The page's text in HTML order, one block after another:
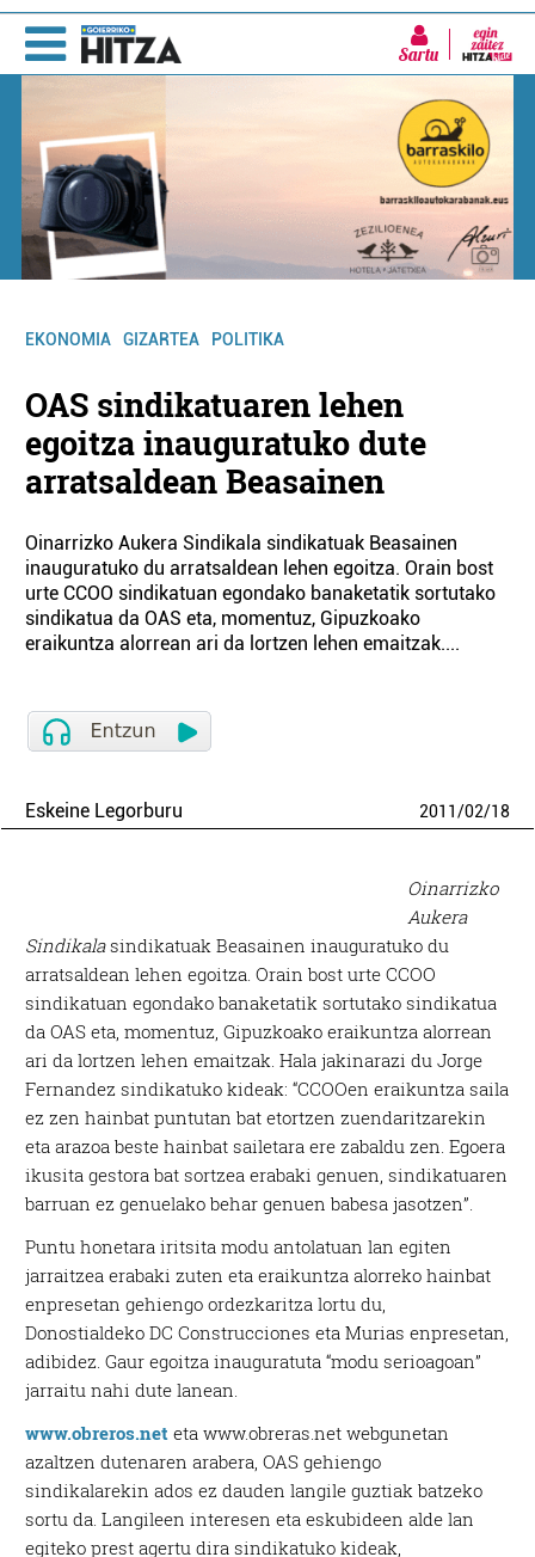
Sartu
EKONOMIA GIZARTEA POLITIKA
OAS sindikatuaren lehen
egoitza inauguratuko dute
arratsaldean Beasainen
Oinarrizko Aukera Sindikala sindikatuak Beasainen
inauguratuko du arratsaldean lehen egoitza. Orain bost
urte CCOO sindikatuan egondako banaketatik sortutako
sindikatua da OAS eta, momentuz, Gipuzkoako
eraikuntza alorrean ari da lortzen lehen emaitzak....
Eskeine Legorburu 2011/02/18
Oinarrizko
Aukera
Sindikalasindikatuak Beasainen inauguratuko du
arratsaldean lehen egoitza. Orain bost urte CCOO
sindikatuan egondako banaketatik sortutako sindikatua
da OAS eta, momentuz, Gipuzkoako eraikuntza alorrean
ari da lortzen lehen emaitzak. Hala jakinarazi du Jorge
Fernandez sindikatuko kideak: “CCOOen eraikuntza saila
ez zen hainbat puntutan bat etortzen zuendaritzarekin
eta arazoa beste hainbat sailetara ere zabaldu zen. Egoera
ikusita gestora bat sortzea erabaki genuen, sindikatuaren
barruan ez genuelako behar genuen babesa jasotzen”.
Puntu honetara iritsita modu antolatuan lan egiten
jarraitzea erabaki zuten eta eraikuntza alorreko hainbat
enpresetan gehiengo ordezkaritza lortu du,
Donostialdeko DC Construcciones eta Murias enpresetan,
adibidez. Gaur egoitza inauguratuta “modu serioagoan”
jarraitu nahi dute lanean.
www.obreros.net eta www.obreras.net webgunetan
azaltzen dutenaren arabera, OAS gehiengo
sindikalarekin ados ez dauden langile guztiak batzeko
sortu da. Langileen interesen eta eskubideen alde lan
egiteko prest agertu dira sindikatuko kideak,